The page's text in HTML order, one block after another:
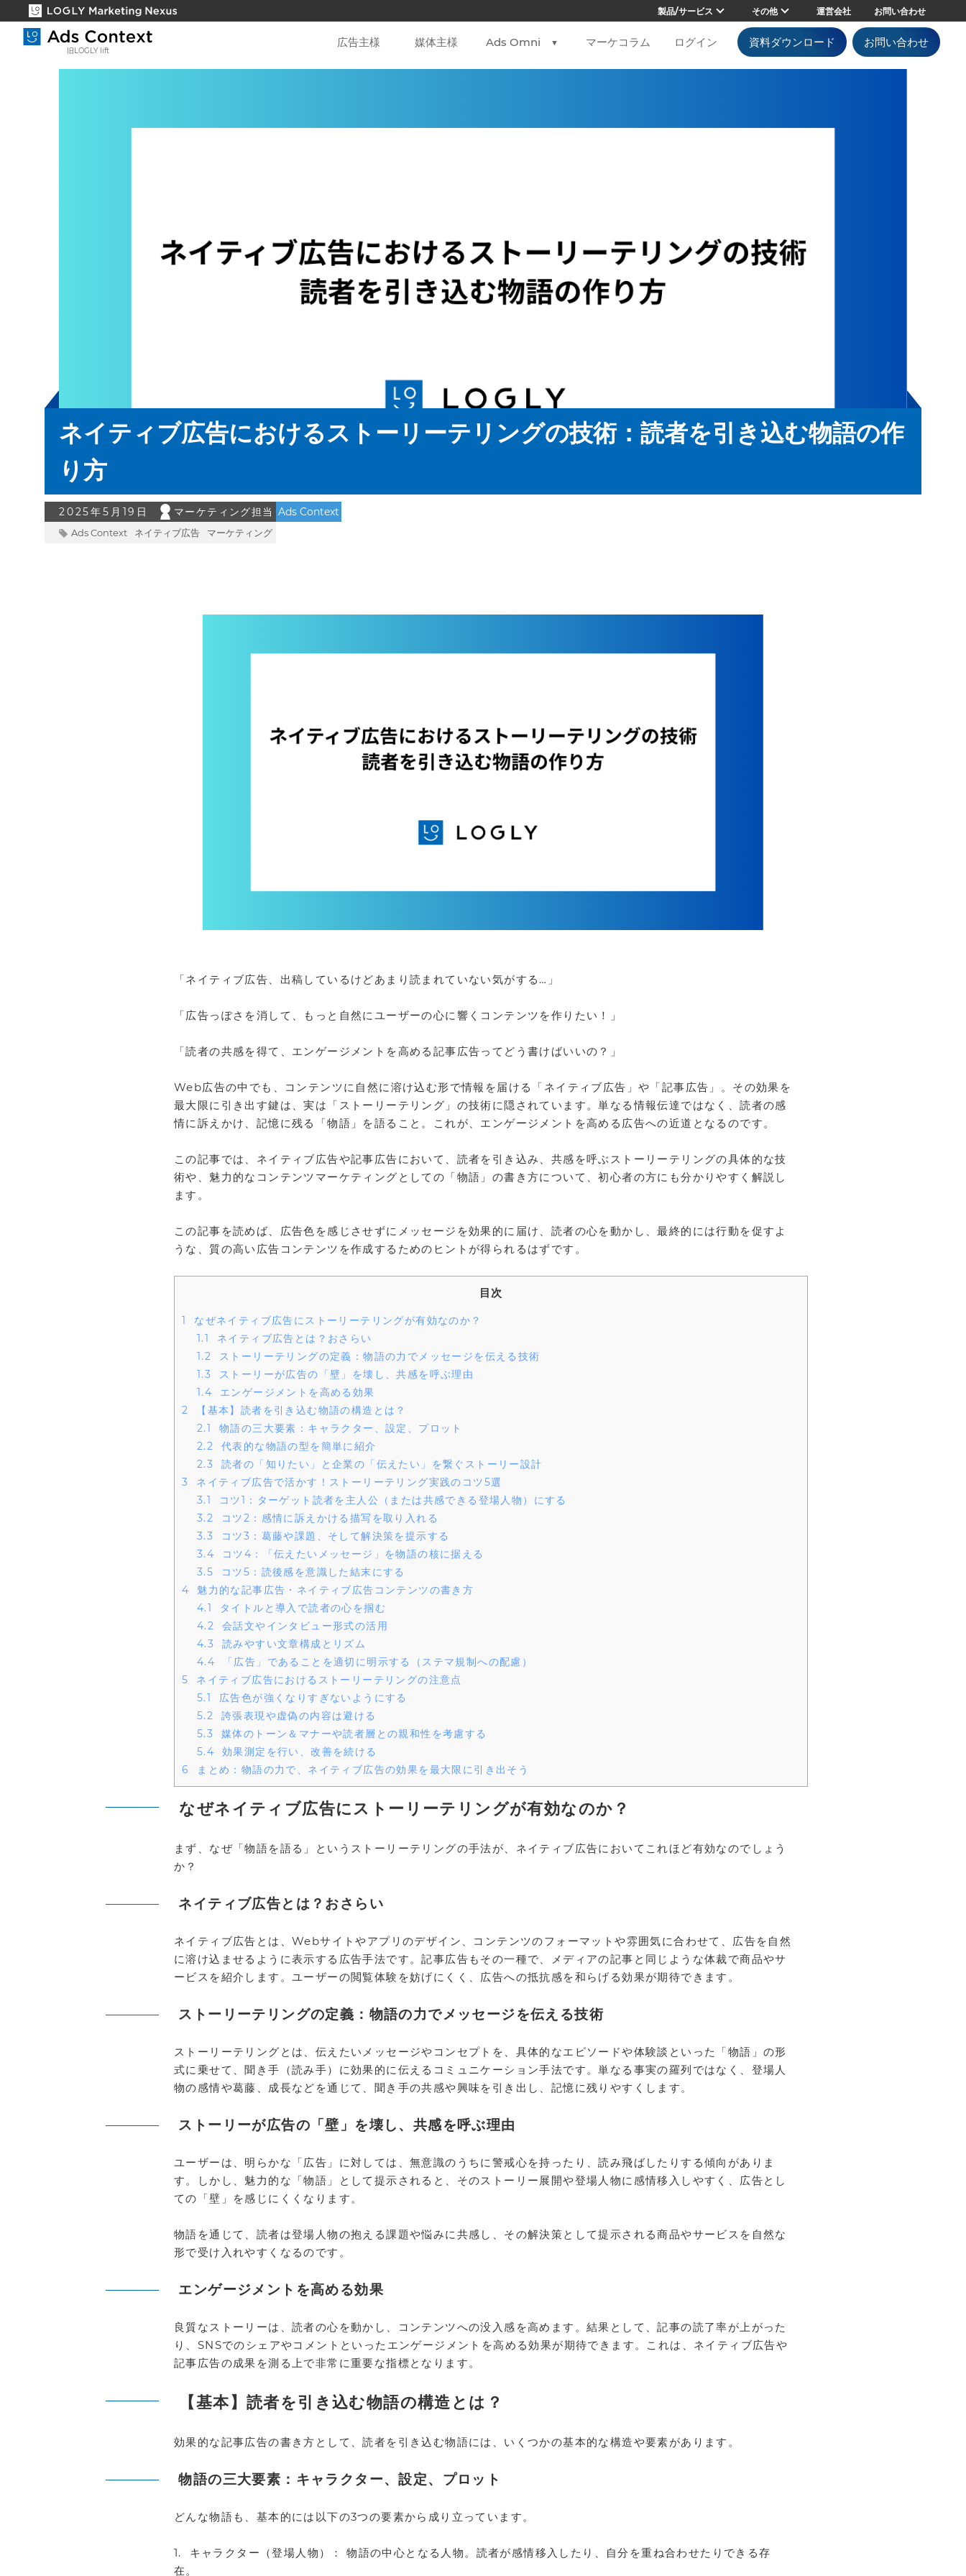
製品/サービス その他 運営会社 お問い合わせ
旧LOGLY lift
広告主様 媒体主様 Ads Omni ▼ マーケコラム ログイン 資料ダウンロード お問い合わせ
ネイティブ広告におけるストーリーテリングの技術：読者を引き込む物語の作
り方
2025年5月19日 マーケティング担当 Ads Context
Ads Context ネイティブ広告 マーケティング
「ネイティブ広告、出稿しているけどあまり読まれていない気がする…」
「広告っぽさを消して、もっと自然にユーザーの心に響くコンテンツを作りたい！」
「読者の共感を得て、エンゲージメントを高める記事広告ってどう書けばいいの？」
Web広告の中でも、コンテンツに自然に溶け込む形で情報を届ける「ネイティブ広告」や「記事広告」。その効果を
最大限に引き出す鍵は、実は「ストーリーテリング」の技術に隠されています。単なる情報伝達ではなく、読者の感
情に訴えかけ、記憶に残る「物語」を語ること。これが、エンゲージメントを高める広告への近道となるのです。
この記事では、ネイティブ広告や記事広告において、読者を引き込み、共感を呼ぶストーリーテリングの具体的な技
術や、魅力的なコンテンツマーケティングとしての「物語」の書き方について、初心者の方にも分かりやすく解説し
ます。
この記事を読めば、広告色を感じさせずにメッセージを効果的に届け、読者の心を動かし、最終的には行動を促すよ
うな、質の高い広告コンテンツを作成するためのヒントが得られるはずです。
目次
1
なぜネイティブ広告にストーリーテリングが有効なのか？
1.1
ネイティブ広告とは？おさらい
1.2 ストーリーテリングの定義：物語の力でメッセージを伝える技術
1.3
ストーリーが広告の「壁」を壊し、共感を呼ぶ理由
1.4 エンゲージメントを高める効果
2 【基本】読者を引き込む物語の構造とは？
2.1
物語の三大要素：キャラクター、設定、プロット
2.2 代表的な物語の型を簡単に紹介
2.3
読者の「知りたい」と企業の「伝えたい」を繋ぐストーリー設計
3
ネイティブ広告で活かす！ストーリーテリング実践のコツ5選
3.1
コツ1：ターゲット読者を主人公（または共感できる登場人物）にする
3.2 コツ2：感情に訴えかける描写を取り入れる
3.3
コツ3：葛藤や課題、そして解決策を提示する
3.4 コツ4：「伝えたいメッセージ」を物語の核に据える
3.5 コツ5：読後感を意識した結末にする
4 魅力的な記事広告・ネイティブ広告コンテンツの書き方
4.1
タイトルと導入で読者の心を掴む
4.2 会話文やインタビュー形式の活用
4.3
読みやすい文章構成とリズム
4.4 「広告」であることを適切に明示する（ステマ規制への配慮）
5 ネイティブ広告におけるストーリーテリングの注意点
5.1
広告色が強くなりすぎないようにする
5.2 誇張表現や虚偽の内容は避ける
5.3
媒体のトーン＆マナーや読者層との親和性を考慮する
5.4 効果測定を行い、改善を続ける
6
まとめ：物語の力で、ネイティブ広告の効果を最大限に引き出そう
なぜネイティブ広告にストーリーテリングが有効なのか？
まず、なぜ「物語を語る」というストーリーテリングの手法が、ネイティブ広告においてこれほど有効なのでしょう
か？
ネイティブ広告とは？おさらい
ネイティブ広告とは、Webサイトやアプリのデザイン、コンテンツのフォーマットや雰囲気に合わせて、広告を自然
に溶け込ませるように表示する広告手法です。記事広告もその一種で、メディアの記事と同じような体裁で商品やサ
ービスを紹介します。ユーザーの閲覧体験を妨げにくく、広告への抵抗感を和らげる効果が期待できます。
ストーリーテリングの定義：物語の力でメッセージを伝える技術
ストーリーテリングとは、伝えたいメッセージやコンセプトを、具体的なエピソードや体験談といった「物語」の形
式に乗せて、聞き手（読み手）に効果的に伝えるコミュニケーション手法です。単なる事実の羅列ではなく、登場人
物の感情や葛藤、成長などを通じて、聞き手の共感や興味を引き出し、記憶に残りやすくします。
ストーリーが広告の「壁」を壊し、共感を呼ぶ理由
ユーザーは、明らかな「広告」に対しては、無意識のうちに警戒心を持ったり、読み飛ばしたりする傾向がありま
す。しかし、魅力的な「物語」として提示されると、そのストーリー展開や登場人物に感情移入しやすく、広告とし
ての「壁」を感じにくくなります。
物語を通じて、読者は登場人物の抱える課題や悩みに共感し、その解決策として提示される商品やサービスを自然な
形で受け入れやすくなるのです。
エンゲージメントを高める効果
良質なストーリーは、読者の心を動かし、コンテンツへの没入感を高めます。結果として、記事の読了率が上がった
り、SNSでのシェアやコメントといったエンゲージメントを高める効果が期待できます。これは、ネイティブ広告や
記事広告の成果を測る上で非常に重要な指標となります。
【基本】読者を引き込む物語の構造とは？
効果的な記事広告の書き方として、読者を引き込む物語には、いくつかの基本的な構造や要素があります。
物語の三大要素：キャラクター、設定、プロット
どんな物語も、基本的には以下の3つの要素から成り立っています。
1. キャラクター（登場人物）： 物語の中心となる人物。読者が感情移入したり、自分を重ね合わせたりできる存
在。